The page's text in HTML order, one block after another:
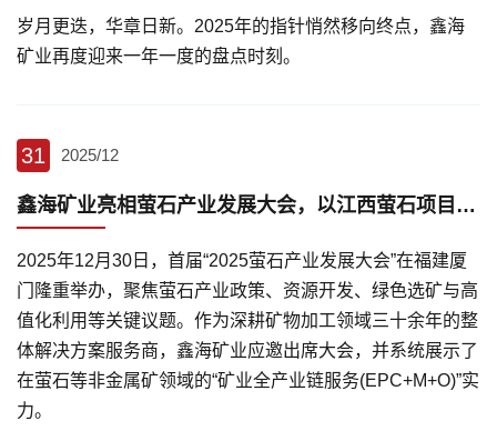
岁月更迭，华章日新。2025年的指针悄然移向终点，鑫海
矿业再度迎来一年一度的盘点时刻。
31 2025/12
鑫海矿业亮相萤石产业发展大会，以江西萤石项目展现EPC+M+O实力
2025年12月30日，首届“2025萤石产业发展大会”在福建厦
门隆重举办，聚焦萤石产业政策、资源开发、绿色选矿与高
值化利用等关键议题。作为深耕矿物加工领域三十余年的整
体解决方案服务商，鑫海矿业应邀出席大会，并系统展示了
在萤石等非金属矿领域的“矿业全产业链服务(EPC+M+O)”实
力。